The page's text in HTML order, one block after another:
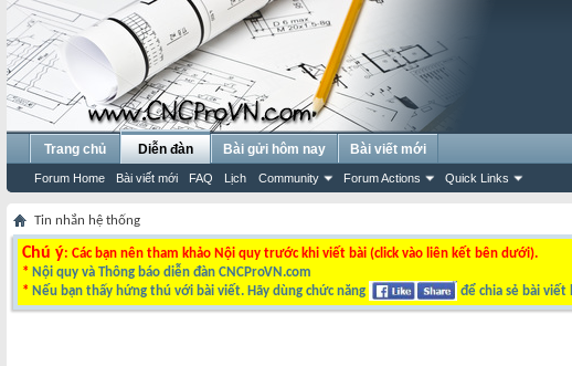
Trang chủ Diễn đàn
Forum Home Bài viết mới FAQ Lịch Community Forum Actions Quick Links
Bài gửi hôm nay Bài viết mới
Tin nhắn hệ thống
Chú ý: Các bạn nên tham khảo Nội quy trước khi viết bài (click vào liên kết bên dưới).
* Nội quy và Thông báo diễn đàn CNCProVN.com
* Nếu bạn thấy hứng thú với bài viết. Hãy dùng chức năng để chia sẻ bài viết